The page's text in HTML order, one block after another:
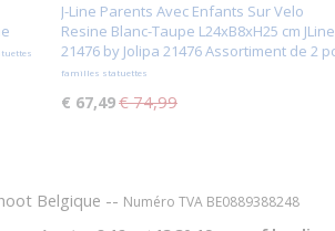
J-Line Parents Avec Enfants Sur Velo
Resine Blanc-Taupe L24xB8xH25 cm JLine
21476 by Jolipa 21476 Assortiment de 2
familles statuettes
€ 67,49€ 74,99
Belgique -- Numéro TVA BE0889388248